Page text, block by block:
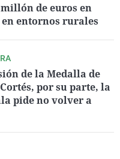
de euros en
entornos rurales
de la Medalla de
por su parte, la
pide no volver a